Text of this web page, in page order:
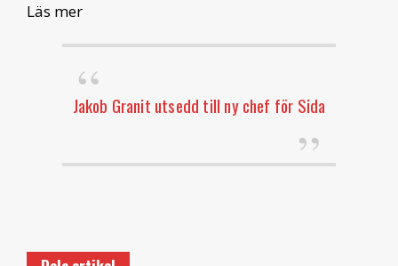
Läs mer
Jakob Granit utsedd till ny chef för Sida